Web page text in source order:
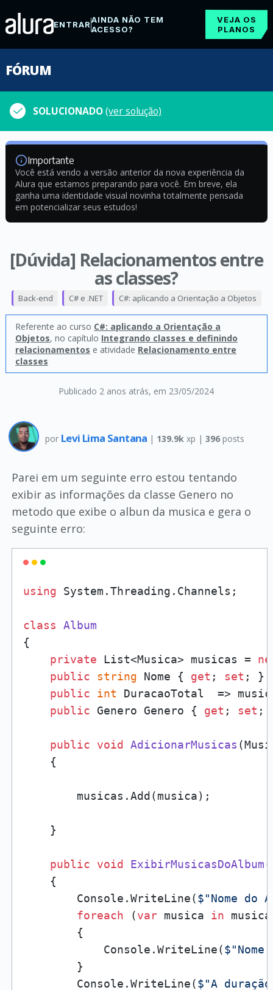
ENTRARAINDA NÃO TEM
ACESSO?
VEJA OS
PLANOS
FÓRUM
SOLUCIONADO(ver solução)
Importante
Você está vendo a versão anterior da nova experiência da
Alura que estamos preparando para você. Em breve, ela
ganha uma identidade visual novinha totalmente pensada
em potencializar seus estudos!
[Dúvida] Relacionamentos entre
as classes?
Publicado 2 anos atrás, em 23/05/2024
Back-end C# e .NET C#: aplicando a Orientação a Objetos
Referente ao curso C#: aplicando a Orientação a
Objetos, no capítulo Integrando classes e definindo
relacionamentos e atividade Relacionamento entre
classes
por Levi Lima Santana | 139.9k xp |396 posts
Parei em um seguinte erro estou tentando
exibir as informações da classe Genero no
metodo que exibe o albun da musica e gera o
seguinte erro:
using System.Threading.Channels;
class
Album
{
private List<Musica> musicas =
public
string Nome { get ; set ; }
public
int DuracaoTotal  =>
public Genero Genero { get ; set ;
public void AdicionarMusicas (
    {
        musicas.Add(musica);
    }
public void ExibirMusicasDoAlbum
    {
        Console.WriteLine(
$"Nome do
foreach (var musica in
        {
            Console.WriteLine(
        }
        Console.WriteLine(
$"A